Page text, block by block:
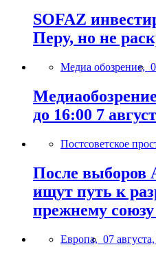
SOFAZ
Перу, но не
Медиа обозрение,
до 16:00 7
Постсоветское
После выборов
ищут путь к
прежнему
Европа, 07